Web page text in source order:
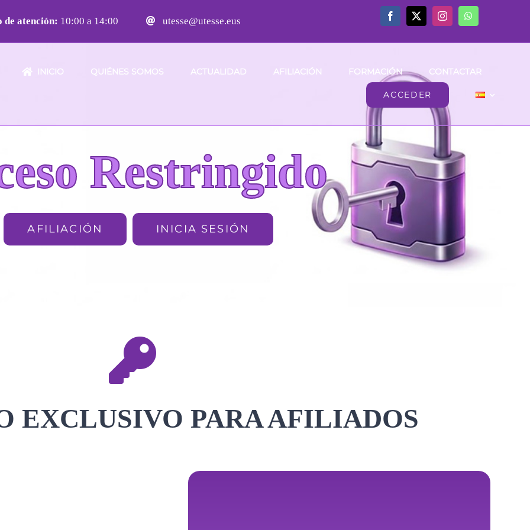
atención: 10:00 a 14:00 utesse@utesse.eus
INICIO QUIÉNES SOMOS ACTUALIDAD AFILIACIÓN FORMACIÓN CONTACTAR
ACCEDER
Restringido
AFILIACIÓN INICIA SESIÓN
EXCLUSIVO PARA AFILIADOS